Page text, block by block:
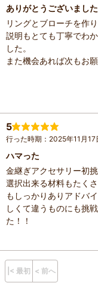
設備の有無：トイレ、休憩所
体験した高評価プラン
ひとつのカ
の町家で陶
達と、親子
ありがとうございました
リングとブローチを作り
説明もとても丁寧でわ
した。
また機会あれば次もお願
滞在時間：1～2時間
投稿日：2025年12月5日
5
行った時期：2025年11月17
ハマった
金継ぎアクセサリー初
選択出来る材料もたく
もしっかりありアドバ
しくて違うものにも挑
た！！
滞在時間：1～2時間
設備の有無：トイレ
投稿日：2025年11月18日
|< 最初 < 前へ